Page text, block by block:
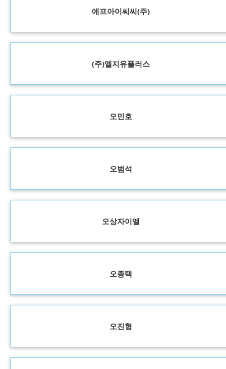
에프아이씨씨(주)
(주)엘지유플러스
오민호
오범석
오상자이엘
오종택
오진형